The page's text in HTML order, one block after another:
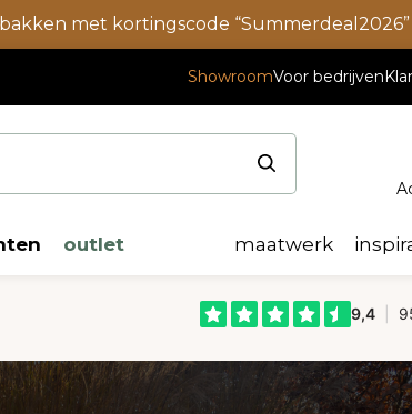
met kortingscode “Summerdeal2026”
ShowroomVoor bedrijven
outlet maatwerk